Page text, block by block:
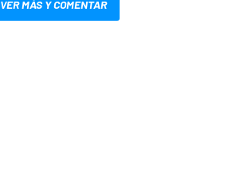
VER MÁS Y COMENTAR